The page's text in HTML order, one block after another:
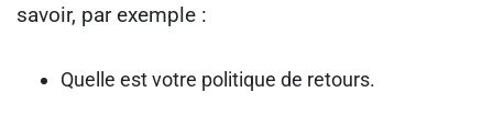
savoir, par exemple :
Quelle est votre politique de retours.